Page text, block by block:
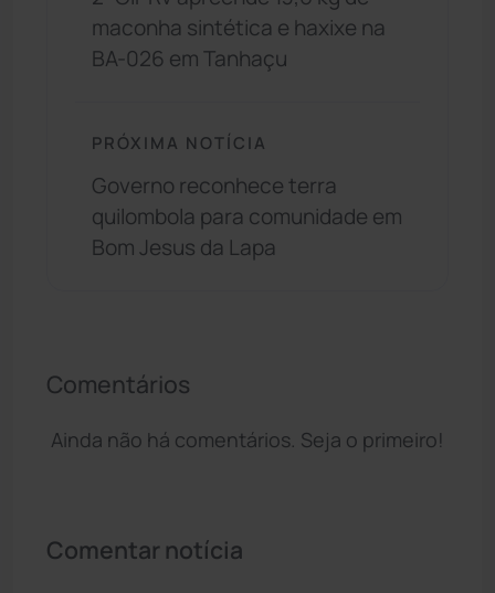
maconha sintética e haxixe na
BA-026 em Tanhaçu
PRÓXIMA NOTÍCIA
Governo reconhece terra
quilombola para comunidade em
Bom Jesus da Lapa
Comentários
Ainda não há comentários. Seja o primeiro!
Comentar notícia